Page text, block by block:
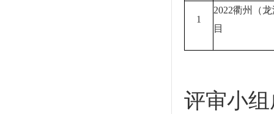
1
2022衢州（
目
评审小